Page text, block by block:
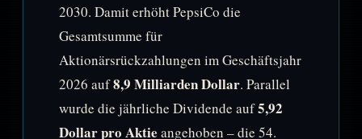
2030. Damit erhöht PepsiCo die
Gesamtsumme für
Aktionärsrückzahlungen im Geschäftsjahr
2026 auf8,9 Milliarden Dollar. Parallel
wurde die jährliche Dividende auf5,92
Dollar pro Aktie angehoben – die 54.